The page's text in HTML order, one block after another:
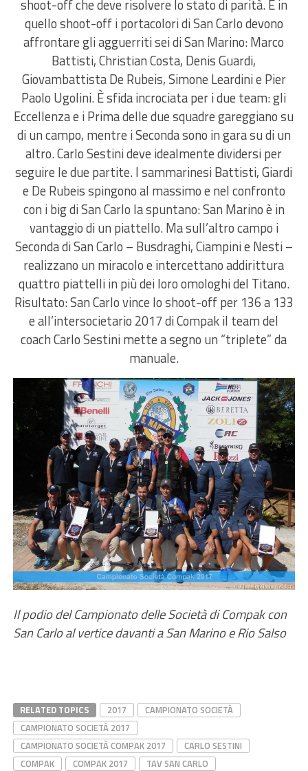
shoot-off che deve risolvere lo stato di parità. E in
quello shoot-off i portacolori di San Carlo devono
affrontare gli agguerriti sei di San Marino: Marco
Battisti, Christian Costa, Denis Guardi,
Giovambattista De Rubeis, Simone Leardini e Pier
Paolo Ugolini. È sfida incrociata per i due team: gli
Eccellenza e i Prima delle due squadre gareggiano su
di un campo, mentre i Seconda sono in gara su di un
altro. Carlo Sestini deve idealmente dividersi per
seguire le due partite. I sammarinesi Battisti, Giardi
e De Rubeis spingono al massimo e nel confronto
con i big di San Carlo la spuntano: San Marino è in
vantaggio di un piattello. Ma sull’altro campo i
Seconda di San Carlo – Busdraghi, Ciampini e Nesti –
realizzano un miracolo e intercettano addirittura
quattro piattelli in più dei loro omologhi del Titano.
Risultato: San Carlo vince lo shoot-off per 136 a 133
e all’intersocietario 2017 di Compak il team del
coach Carlo Sestini mette a segno un “triplete” da
manuale.
Il podio del Campionato delle Società di Compak con
San Carlo al vertice davanti a San Marino e Rio Salso
RELATED TOPICS 2017
CAMPIONATO SOCIETÀ
CAMPIONATO SOCIETÀ 2017
CAMPIONATO SOCIETÀ COMPAK 2017
CARLO SESTINI
COMPAK
COMPAK 2017
TAV SAN CARLO